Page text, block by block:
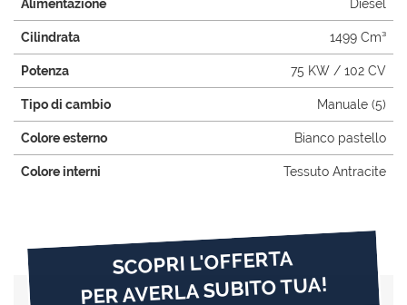
Alimentazione Diesel
Cilindrata 1499 Cm³
Potenza 75 KW / 102 CV
Tipo di cambio Manuale (5)
Colore esterno Bianco pastello
Colore interni Tessuto Antracite
SCOPRI L'OFFERTA
PER AVERLA SUBITO TUA!